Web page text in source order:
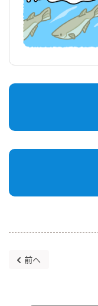
前へ